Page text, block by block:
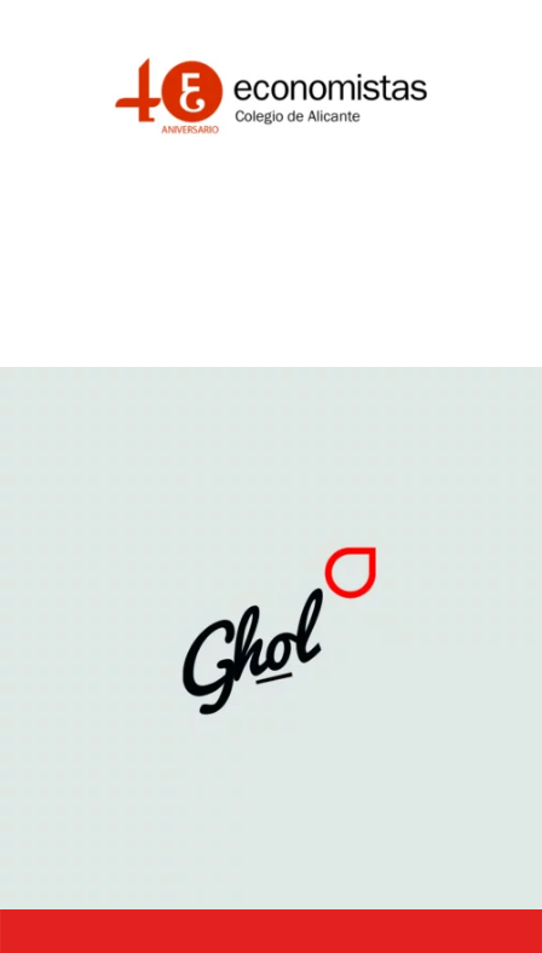
40 economista
Id Corporativa / Id grafica / Publicidad / Social
Ghol
Arte web / Id Corporativa / Id grafica / Publicidad